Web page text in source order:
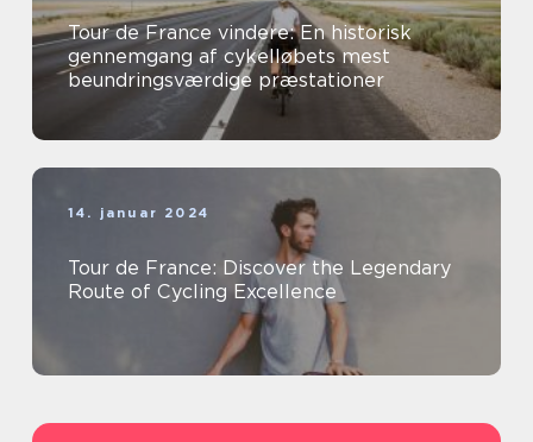
Tour de France vindere: En historisk
gennemgang af cykelløbets mest
beundringsværdige præstationer
14. januar 2024
Tour de France: Discover the Legendary
Route of Cycling Excellence